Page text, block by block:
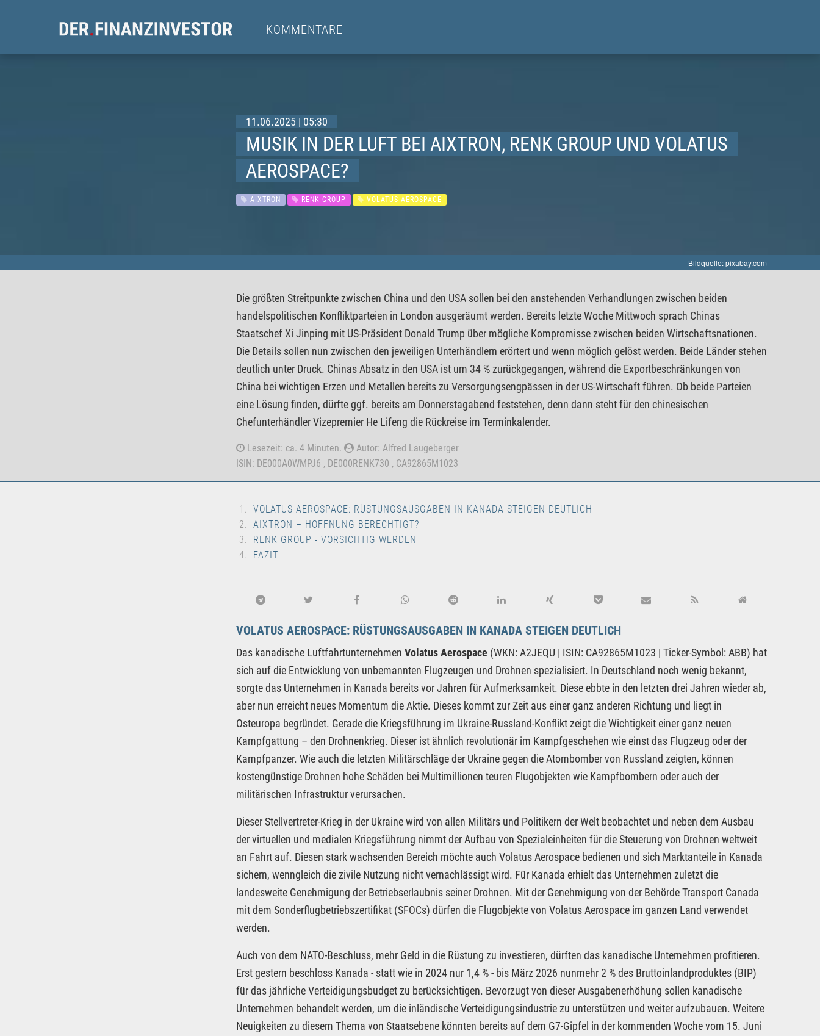
KOMMENTARE
11.06.2025 | 05:30
MUSIK IN DER LUFT BEI AIXTRON, RENK GROUP UND VOLATUS
AEROSPACE?
AIXTRON RENK GROUP VOLATUS AEROSPACE
Bildquelle: pixabay.com
Die größten Streitpunkte zwischen China und den USA sollen bei den anstehenden Verhandlungen zwischen beiden
handelspolitischen Konfliktparteien in London ausgeräumt werden. Bereits letzte Woche Mittwoch sprach Chinas
Staatschef Xi Jinping mit US-Präsident Donald Trump über mögliche Kompromisse zwischen beiden Wirtschaftsnationen.
Die Details sollen nun zwischen den jeweiligen Unterhändlern erörtert und wenn möglich gelöst werden. Beide Länder stehen
deutlich unter Druck. Chinas Absatz in den USA ist um 34 % zurückgegangen, während die Exportbeschränkungen von
China bei wichtigen Erzen und Metallen bereits zu Versorgungsengpässen in der US-Wirtschaft führen. Ob beide Parteien
eine Lösung finden, dürfte ggf. bereits am Donnerstagabend feststehen, denn dann steht für den chinesischen
Chefunterhändler Vizepremier He Lifeng die Rückreise im Terminkalender.
Lesezeit: ca. 4 Minuten.
Autor: Alfred Laugeberger
ISIN: DE000A0WMPJ6 , DE000RENK730 , CA92865M1023
VOLATUS AEROSPACE: RÜSTUNGSAUSGABEN IN KANADA STEIGEN DEUTLICH
AIXTRON – HOFFNUNG BERECHTIGT?
RENK GROUP - VORSICHTIG WERDEN
FAZIT
VOLATUS AEROSPACE: RÜSTUNGSAUSGABEN IN KANADA STEIGEN DEUTLICH
Das kanadische Luftfahrtunternehmen Volatus Aerospace (WKN: A2JEQU | ISIN: CA92865M1023 | Ticker-Symbol: ABB) hat
sich auf die Entwicklung von unbemannten Flugzeugen und Drohnen spezialisiert. In Deutschland noch wenig bekannt,
sorgte das Unternehmen in Kanada bereits vor Jahren für Aufmerksamkeit. Diese ebbte in den letzten drei Jahren wieder ab,
aber nun erreicht neues Momentum die Aktie. Dieses kommt zur Zeit aus einer ganz anderen Richtung und liegt in
Osteuropa begründet. Gerade die Kriegsführung im Ukraine-Russland-Konflikt zeigt die Wichtigkeit einer ganz neuen
Kampfgattung – den Drohnenkrieg. Dieser ist ähnlich revolutionär im Kampfgeschehen wie einst das Flugzeug oder der
Kampfpanzer. Wie auch die letzten Militärschläge der Ukraine gegen die Atombomber von Russland zeigten, können
kostengünstige Drohnen hohe Schäden bei Multimillionen teuren Flugobjekten wie Kampfbombern oder auch der
militärischen Infrastruktur verursachen.
Dieser Stellvertreter-Krieg in der Ukraine wird von allen Militärs und Politikern der Welt beobachtet und neben dem Ausbau
der virtuellen und medialen Kriegsführung nimmt der Aufbau von Spezialeinheiten für die Steuerung von Drohnen weltweit
an Fahrt auf. Diesen stark wachsenden Bereich möchte auch Volatus Aerospace bedienen und sich Marktanteile in Kanada
sichern, wenngleich die zivile Nutzung nicht vernachlässigt wird. Für Kanada erhielt das Unternehmen zuletzt die
landesweite Genehmigung der Betriebserlaubnis seiner Drohnen. Mit der Genehmigung von der Behörde Transport Canada
mit dem Sonderflugbetriebszertifikat (SFOCs) dürfen die Flugobjekte von Volatus Aerospace im ganzen Land verwendet
werden.
Auch von dem NATO-Beschluss, mehr Geld in die Rüstung zu investieren, dürften das kanadische Unternehmen profitieren.
Erst gestern beschloss Kanada - statt wie in 2024 nur 1,4 % - bis März 2026 nunmehr 2 % des Bruttoinlandproduktes (BIP)
für das jährliche Verteidigungsbudget zu berücksichtigen. Bevorzugt von dieser Ausgabenerhöhung sollen kanadische
Unternehmen behandelt werden, um die inländische Verteidigungsindustrie zu unterstützen und weiter aufzubauen. Weitere
Neuigkeiten zu diesem Thema von Staatsebene könnten bereits auf dem G7-Gipfel in der kommenden Woche vom 15. Juni